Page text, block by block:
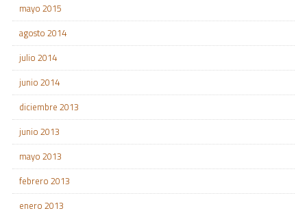
mayo 2015
agosto 2014
julio 2014
junio 2014
diciembre 2013
junio 2013
mayo 2013
febrero 2013
enero 2013